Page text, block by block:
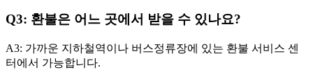
Q3: 환불은 어느 곳에서 받을 수 있나요?
A3: 가까운 지하철역이나 버스정류장에 있는 환불 서비스 센
터에서 가능합니다.